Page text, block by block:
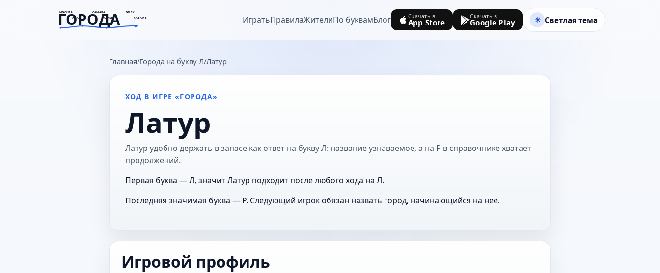
МОСКВА САМАРА ОМСК
ТУЛА СОЧИ КАЗАНЬ
ГОРОДА
goroda-na.ru ИгратьПравилаЖителиПо буквамБлог Скачать в
App Store
Скачать в
Google Play Светлая тема
Главная Города на букву Л Латур
ХОД В ИГРЕ «ГОРОДА»
Латур
Латур удобно держать в запасе как ответ на букву Л: название узнаваемое, а на Р в справочнике хватает
продолжений.
Первая буква — Л, значит Латур подходит после любого хода на Л.
Последняя значимая буква — Р. Следующий игрок обязан назвать город, начинающийся на неё.
Игровой профиль